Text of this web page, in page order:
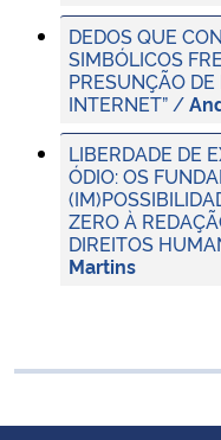
DEDOS QUE
SIMBÓLICOS
PRESUNÇÃO
INTERNET” /
LIBERDADE DE
ÓDIO: OS
ZERO À
DIREITOS
Martins